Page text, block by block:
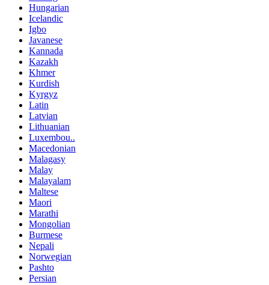
Hungarian
Icelandic
Igbo
Javanese
Kannada
Kazakh
Khmer
Kurdish
Kyrgyz
Latin
Latvian
Lithuanian
Luxembou..
Macedonian
Malagasy
Malay
Malayalam
Maltese
Maori
Marathi
Mongolian
Burmese
Nepali
Norwegian
Pashto
Persian